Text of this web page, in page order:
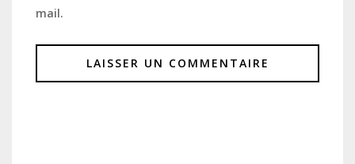
mail.